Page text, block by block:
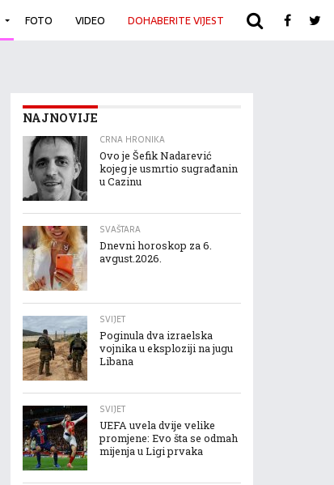
FOTO VIDEO DOHABERITE VIJEST ARHIVA
NAJNOVIJE
CRNA HRONIKA
Ovo je Šefik Nadarević
kojeg je usmrtio sugrađanin
u Cazinu
SVAŠTARA
Dnevni horoskop za 6.
avgust.2026.
SVIJET
Poginula dva izraelska
vojnika u eksploziji na jugu
Libana
SVIJET
UEFA uvela dvije velike
promjene: Evo šta se odmah
mijenja u Ligi prvaka